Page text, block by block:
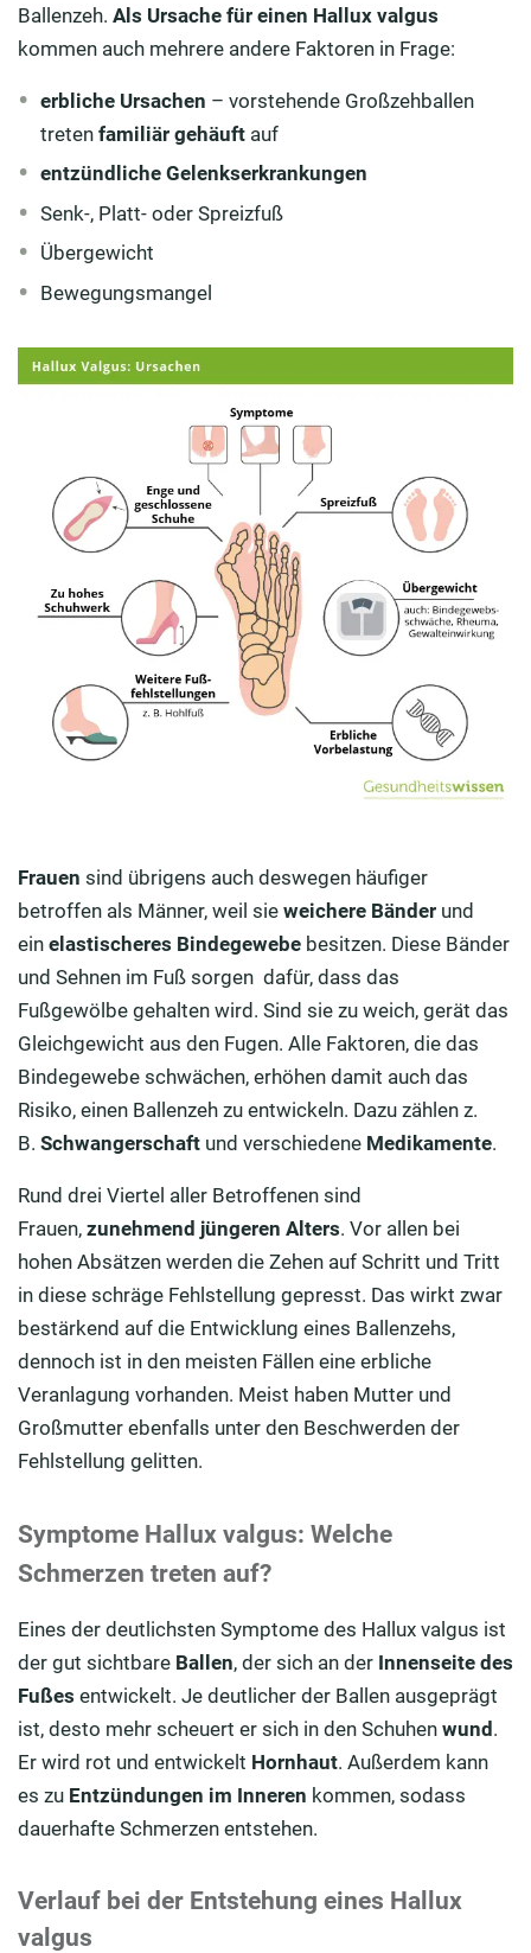
Ballenzeh. Als Ursache für einen Hallux valgus
kommen auch mehrere andere Faktoren in Frage:
erbliche Ursachen – vorstehende Großzehballen
tretenfamiliär gehäuft auf
entzündliche Gelenkserkrankungen
Senk-, Platt- oder Spreizfuß
Übergewicht
Bewegungsmangel
Frauen sind übrigens auch deswegen häufiger
betroffen als Männer, weil sie weichere Bänder und
ein elastischeres Bindegewebe besitzen. Diese Bänder
und Sehnen im Fuß sorgen dafür, dass das
Fußgewölbe gehalten wird. Sind sie zu weich, gerät das
Gleichgewicht aus den Fugen. Alle Faktoren, die das
Bindegewebe schwächen, erhöhen damit auch das
Risiko, einen Ballenzeh zu entwickeln. Dazu zählen z.
B. Schwangerschaft und verschiedene Medikamente.
Rund drei Viertel aller Betroffenen sind
Frauen, zunehmend jüngeren Alters. Vor allen bei
hohen Absätzen werden die Zehen auf Schritt und Tritt
in diese schräge Fehlstellung gepresst. Das wirkt zwar
bestärkend auf die Entwicklung eines Ballenzehs,
dennoch ist in den meisten Fällen eine erbliche
Veranlagung vorhanden. Meist haben Mutter und
Großmutter ebenfalls unter den Beschwerden der
Fehlstellung gelitten.
Symptome Hallux valgus: Welche
Schmerzen treten auf?
Eines der deutlichsten Symptome des Hallux valgus ist
der gut sichtbare Ballen, der sich an der Innenseite des
Fußes entwickelt. Je deutlicher der Ballen ausgeprägt
ist, desto mehr scheuert er sich in den Schuhen wund.
Er wird rot und entwickelt Hornhaut. Außerdem kann
es zu Entzündungen im Inneren kommen, sodass
dauerhafte Schmerzen entstehen.
Verlauf bei der Entstehung eines Hallux
valgus